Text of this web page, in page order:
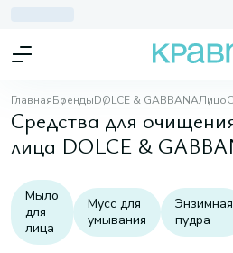
ГлавнаяБрендыDOLCE & GABBANAЛицо
Средства для
лица DOLCE &
Мыло
для
лица
Мусс для
умывания
Энзимная
пудра